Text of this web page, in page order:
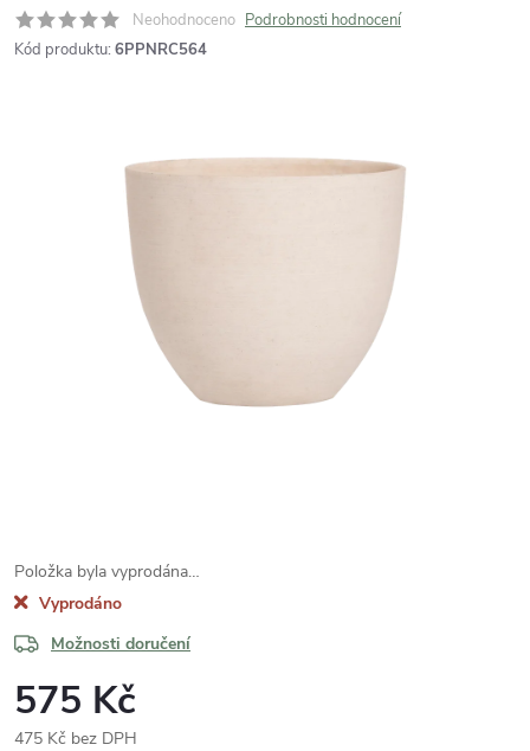
Neohodnoceno Podrobnosti hodnocení
Kód produktu: 6PPNRC564
Položka byla vyprodána…
Vyprodáno
Možnosti doručení
575 Kč
475 Kč bez DPH